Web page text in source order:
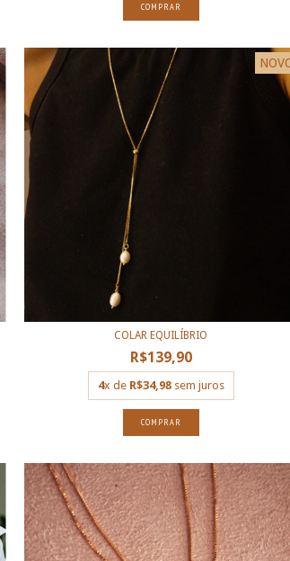
COLAR EQUILÍBRIO
R$139,90
4x de R$34,98sem juros
COMPRAR